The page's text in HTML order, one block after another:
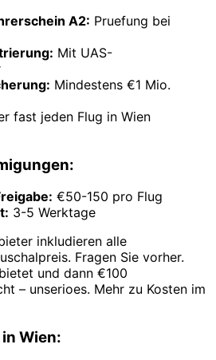
A2: Pruefung bei
Mit UAS-
Mindestens €1 Mio.
fast jeden Flug in Wien
€50-150 pro Flug
3-5 Werktage
inkludieren alle
Fragen Sie vorher.
und dann €100
– unserioes. Mehr zu Kosten im
Wien: